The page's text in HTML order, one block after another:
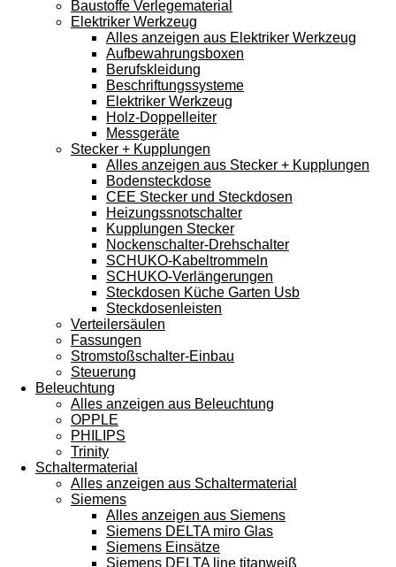
Baustoffe Verlegematerial
Elektriker Werkzeug
Alles anzeigen aus Elektriker Werkzeug
Aufbewahrungsboxen
Berufskleidung
Beschriftungssysteme
Elektriker Werkzeug
Holz-Doppelleiter
Messgeräte
Stecker + Kupplungen
Alles anzeigen aus Stecker + Kupplungen
Bodensteckdose
CEE Stecker und Steckdosen
Heizungssnotschalter
Kupplungen Stecker
Nockenschalter-Drehschalter
SCHUKO-Kabeltrommeln
SCHUKO-Verlängerungen
Steckdosen Küche Garten Usb
Steckdosenleisten
Verteilersäulen
Fassungen
Stromstoßschalter-Einbau
Steuerung
Beleuchtung
Alles anzeigen aus Beleuchtung
OPPLE
PHILIPS
Trinity
Schaltermaterial
Alles anzeigen aus Schaltermaterial
Siemens
Alles anzeigen aus Siemens
Siemens DELTA miro Glas
Siemens Einsätze
Siemens DELTA line titanweiß